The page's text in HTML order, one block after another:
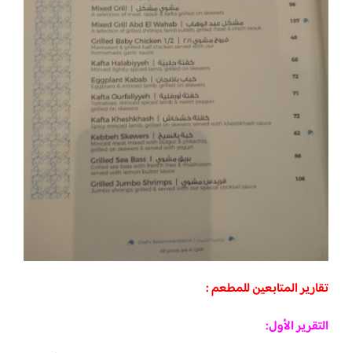
تقارير المتابعين للمطعم :
التقرير الأول: